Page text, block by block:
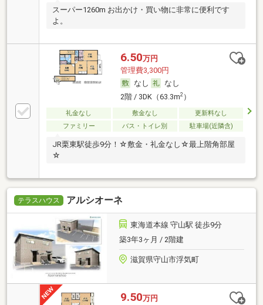
スーパー1260m お出かけ・買い物に非常に便利です
よ。
6.50万円
管理費3,300円
なし
なし
2階 / 3DK（63.3m2）
礼金なし 敷金なし
更新料なし
ファミリー
バス・トイレ別 駐車場(近隣含)
JR栗東駅徒歩9分！☆敷金・礼金なし☆最上階角部屋
☆
テラスハウス アルシオーネ
東海道本線 守山駅 徒歩9分
築3年3ヶ月 / 2階建
滋賀県守山市浮気町
9.50万円